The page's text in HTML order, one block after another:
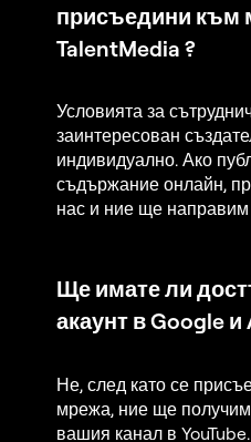
присъедини към
TalentMedia ?
Условията за
заинтересован
индивидуално. Ако
съдържание онлайн,
нас и ние ще направим
Ще имате ли
акаунт в Google и
Не, след като се
мрежа, ние ще
вашия канал в